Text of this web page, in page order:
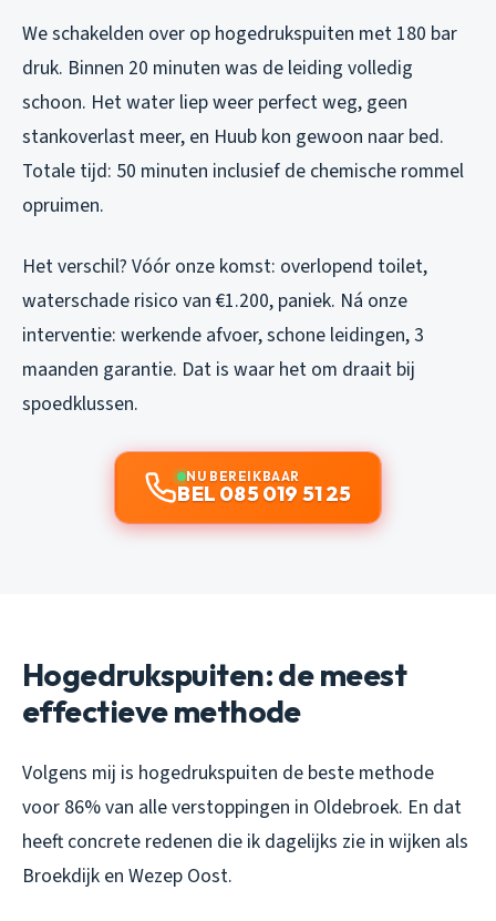
We schakelden over op hogedrukspuiten met 180 bar
druk. Binnen 20 minuten was de leiding volledig
schoon. Het water liep weer perfect weg, geen
stankoverlast meer, en Huub kon gewoon naar bed.
Totale tijd: 50 minuten inclusief de chemische rommel
opruimen.
Het verschil? Vóór onze komst: overlopend toilet,
waterschade risico van €1.200, paniek. Ná onze
interventie: werkende afvoer, schone leidingen, 3
maanden garantie. Dat is waar het om draait bij
spoedklussen.
NU BEREIKBAAR
BEL 085 019 51 25
Hogedrukspuiten: de meest
effectieve methode
Volgens mij is hogedrukspuiten de beste methode
voor 86% van alle verstoppingen in Oldebroek. En dat
heeft concrete redenen die ik dagelijks zie in wijken als
Broekdijk en Wezep Oost.